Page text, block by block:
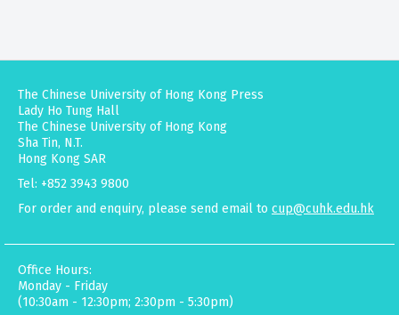
The Chinese University of Hong Kong Press
Lady Ho Tung Hall
The Chinese University of Hong Kong
Sha Tin, N.T.
Hong Kong SAR
Tel: +852 3943 9800
For order and enquiry, please send email to cup@cuhk.edu.hk
Office Hours:
Monday - Friday
(10:30am - 12:30pm; 2:30pm - 5:30pm)